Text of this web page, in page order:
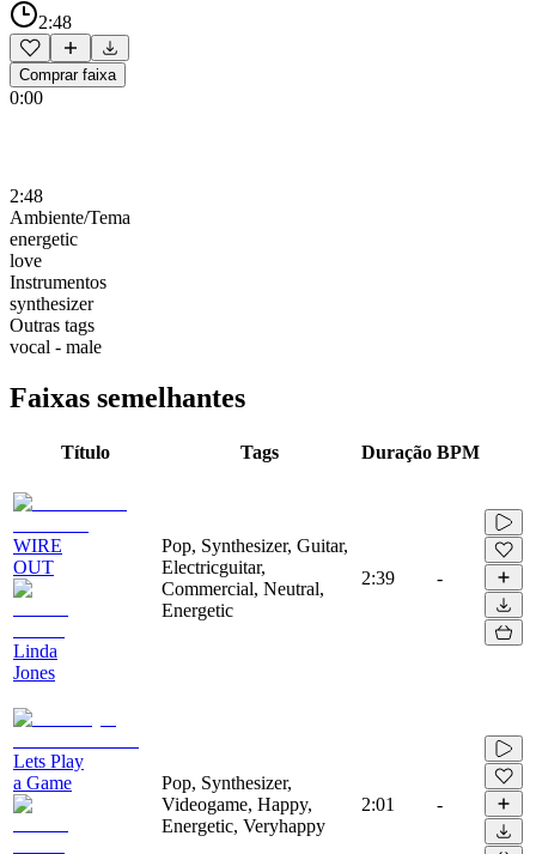
2:48
Comprar faixa
0:00
2:48
Ambiente/Tema
energetic
love
Instrumentos
synthesizer
Outras tags
vocal - male
Faixas semelhantes
Título Tags Duração BPM
WIRE
OUT
Linda
Jones
Pop, Synthesizer, Guitar,
Electricguitar,
Commercial, Neutral,
Energetic
2:39 -
Lets Play
a Game
Pop, Synthesizer,
Videogame, Happy,
Energetic, Veryhappy
2:01 -